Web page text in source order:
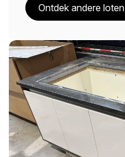
Ontdek andere loten